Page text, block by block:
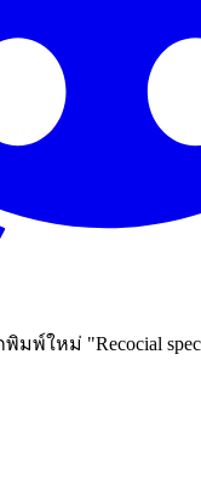
มพ์ใหม่ "Recocial